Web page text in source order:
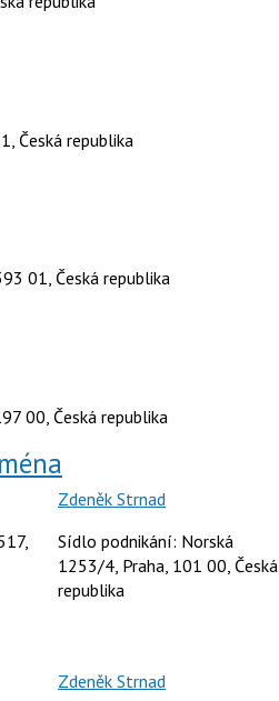
Česká republika
01, Česká republika
00, Česká republika
Zdeněk Strnad
Sídlo podnikání: Norská
1253/4, Praha, 101 00, Česká
republika
Zdeněk Strnad